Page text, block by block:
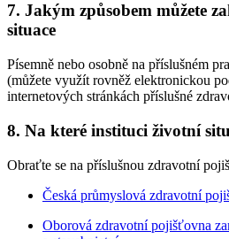
7. Jakým způsobem můžete
situace
Písemně nebo osobně na příslušném
(můžete využít rovněž elektronickou
internetových stránkách příslušné
8. Na které instituci životní
Obraťte se na příslušnou zdravotní
Česká průmyslová zdravotní
Oborová zdravotní pojišťovna